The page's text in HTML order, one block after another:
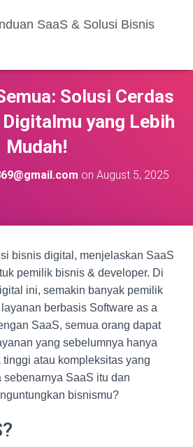
SaaS & Solusi Bisnis
Solusi Cerdas
yang Lebih
Mudah!
on August 5, 2025
bisnis digital, menjelaskan SaaS
pemilik bisnis & developer. Di
ini, semakin banyak pemilik
berbasis Software as a
SaaS, semua orang dapat
yang sebelumnya hanya
atau kompleksitas yang
sebenarnya SaaS itu dan
bisnismu?